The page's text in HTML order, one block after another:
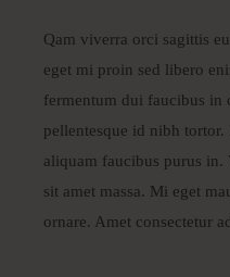
Qam viverra orci sagittis
eget mi proin sed libero
fermentum dui faucibus in
pellentesque id nibh
aliquam faucibus purus
sit amet massa. Mi eget
ornare. Amet consectetur